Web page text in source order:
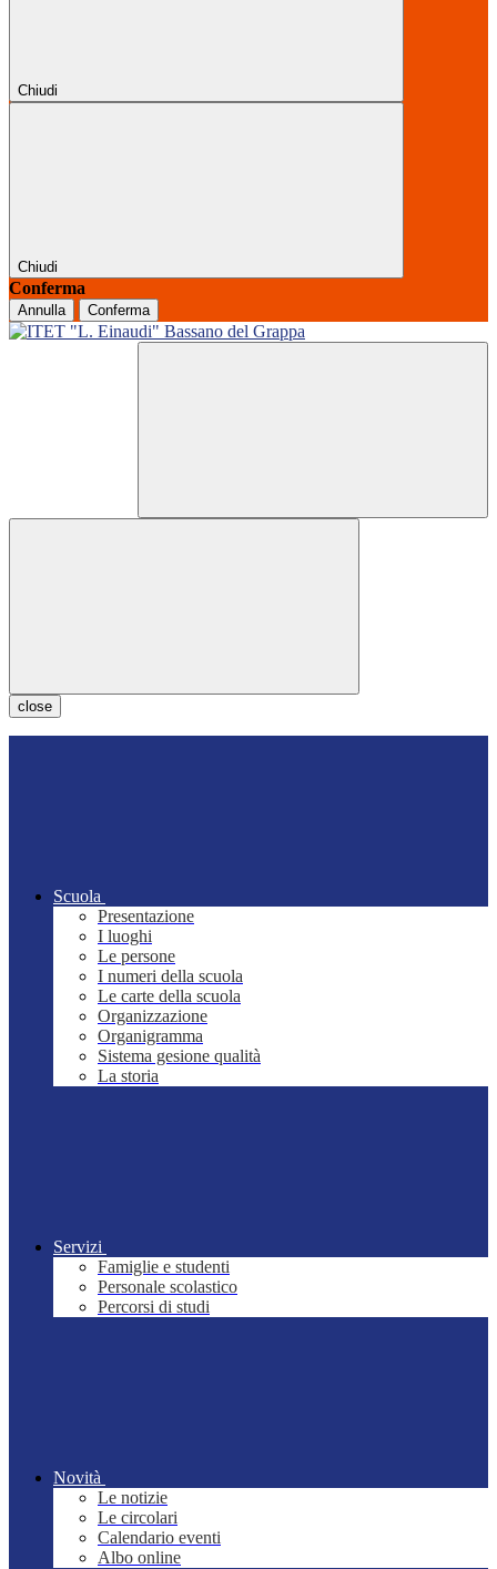
Chiudi
Chiudi
Conferma
Annulla Conferma
close
Scuola
Presentazione
I luoghi
Le persone
I numeri della scuola
Le carte della scuola
Organizzazione
Organigramma
Sistema gesione qualità
La storia
Servizi
Famiglie e studenti
Personale scolastico
Percorsi di studi
Novità
Le notizie
Le circolari
Calendario eventi
Albo online